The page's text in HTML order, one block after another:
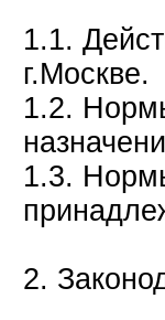
1.1.
г.Москве.
1.2.
1.3.
2.